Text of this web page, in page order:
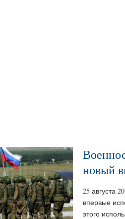
новый
25 августа
впервые
этого